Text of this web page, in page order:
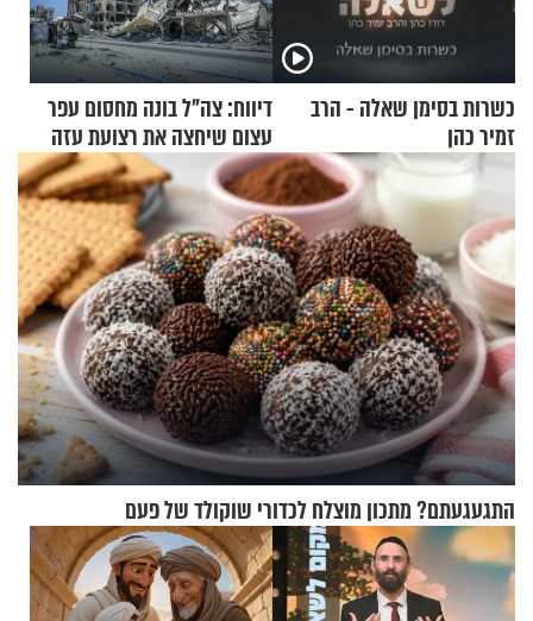
כשרות בסימן שאלה - הרב
זמיר כהן
דיווח: צה"ל בונה מחסום עפר
עצום שיחצה את רצועת עזה
לשניים
התגעגעתם? מתכון מוצלח לכדורי שוקולד של פעם